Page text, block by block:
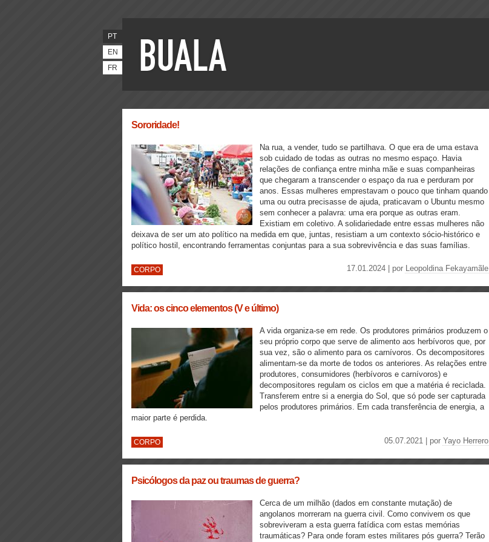
PT
EN
FR
Sororidade!
Na rua, a vender, tudo se partilhava. O que era de uma estava
sob cuidado de todas as outras no mesmo espaço. Havia
relações de confiança entre minha mãe e suas companheiras
que chegaram a transcender o espaço da rua e perduram por
anos. Essas mulheres emprestavam o pouco que tinham quando
uma ou outra precisasse de ajuda, praticavam o Ubuntu mesmo
sem conhecer a palavra: uma era porque as outras eram.
Existiam em coletivo. A solidariedade entre essas mulheres não
deixava de ser um ato político na medida em que, juntas, resistiam a um contexto sócio-histórico e
político hostil, encontrando ferramentas conjuntas para a sua sobrevivência e das suas famílias.
CORPO 17.01.2024 | por Leopoldina Fekayamãle
Vida: os cinco elementos (V e último)
A vida organiza-se em rede. Os produtores primários produzem o
seu próprio corpo que serve de alimento aos herbívoros que, por
sua vez, são o alimento para os carnívoros. Os decompositores
alimentam-se da morte de todos os anteriores. As relações entre
produtores, consumidores (herbívoros e carnívoros) e
decompositores regulam os ciclos em que a matéria é reciclada.
Transferem entre si a energia do Sol, que só pode ser capturada
pelos produtores primários. Em cada transferência de energia, a
maior parte é perdida.
CORPO 05.07.2021 | por Yayo Herrero
Psicólogos da paz ou traumas de guerra?
Cerca de um milhão (dados em constante mutação) de
angolanos morreram na guerra civil. Como convivem os que
sobreviveram a esta guerra fatídica com estas memórias
traumáticas? Para onde foram estes militares pós guerra? Terão